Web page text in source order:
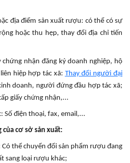
địa điểm sản xuất rượu: có thể có sự
hoặc thu hẹp, thay đổi địa chỉ tiến
nhận đăng ký doanh nghiệp, hộ
hiệp hợp tác xã: Thay đổi người đại
doanh, người đứng đầu hợp tác xã;
giấy chứng nhận,...
Số điện thoại, fax, email,...
cơ sở sản xuất:
thể chuyển đổi sản phẩm rượu đang
sang loại rượu khác;